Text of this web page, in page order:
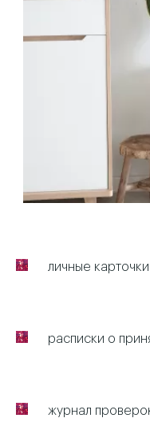
личные
расписки о
журнал